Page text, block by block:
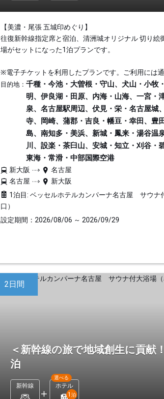
【美濃・尾張 五城印めぐり】
往復新幹線指定席と宿泊、清洲城オリジナル 切り絵
場がセットになった1泊プランです。
※電子チケットを利用したプランです。ご利用には
目的地： 千種・今池・大曽根・守山、犬山・小牧
明、伊良湖・田原、内海・山海、一宮・
泉、名古屋駅周辺、伏見・栄・名古屋城
寺、岡崎、蒲郡・吉良・幡豆・幸田、豊
島、南知多・美浜、新城・鳳来・湯谷温
川、設楽・茶臼山、安城・知立・刈谷・
東海・常滑・中部国際空港
新大阪
名古屋
名古屋
新大阪
1泊目: ベッセルホテルカンパーナ名古屋 サウナ
口）
設定期間：2026/08/06 ～ 2026/09/29
2日間
＜新幹線の旅で地域創生に貢
泊
新幹線 ホテル
選べる
1 泊